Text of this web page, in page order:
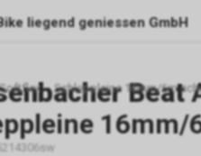
liegend geniessen GmbH
– Schleppleine 16mm/6m
Beat
16mm/